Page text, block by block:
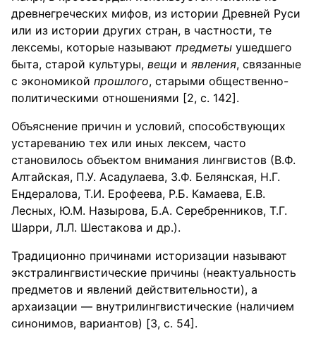
древнегреческих мифов, из истории Древней Руси
или из истории других стран, в частности, те
лексемы, которые называют предметы ушедшего
быта, старой культуры, вещи и явления, связанные
с экономикой прошлого, старыми общественно-
политическими отношениями [2, с. 142].
Объяснение причин и условий, способствующих
устареванию тех или иных лексем, часто
становилось объектом внимания лингвистов (В.Ф.
Алтайская, П.У. Асадулаева, З.Ф. Белянская, Н.Г.
Ендералова, Т.И. Ерофеева, Р.Б. Камаева, Е.В.
Лесных, Ю.М. Назырова, Б.А. Серебренников, Т.Г.
Шарри, Л.Л. Шестакова и др.).
Традиционно причинами историзации называют
экстралингвистические причины (неактуальность
предметов и явлений действительности), а
архаизации — внутрилингвистические (наличием
синонимов, вариантов) [3, с. 54].